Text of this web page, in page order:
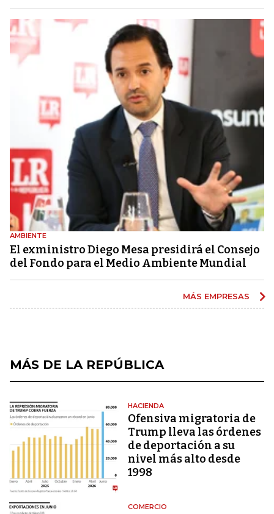
AMBIENTE
El exministro Diego Mesa presidirá el Consejo
del Fondo para el Medio Ambiente Mundial
MÁS EMPRESAS
MÁS DE LA REPÚBLICA
HACIENDA
Ofensiva migratoria de
Trump lleva las órdenes
de deportación a su
nivel más alto desde
1998
COMERCIO